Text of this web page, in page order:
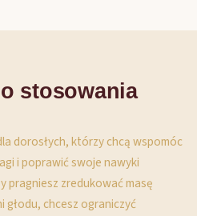
stosowania
dorosłych, którzy chcą wspomóc
i poprawić swoje nawyki
pragniesz zredukować masę
głodu, chcesz ograniczyć